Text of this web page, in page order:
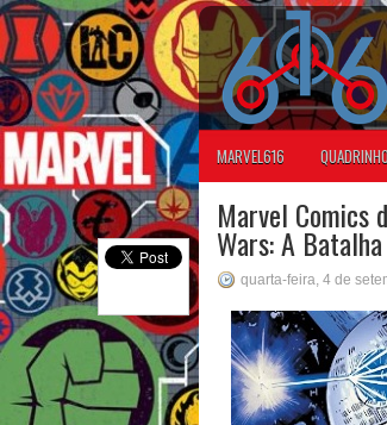
MARVEL616
Marvel Comics
Wars: A
quarta-feira, 4 de